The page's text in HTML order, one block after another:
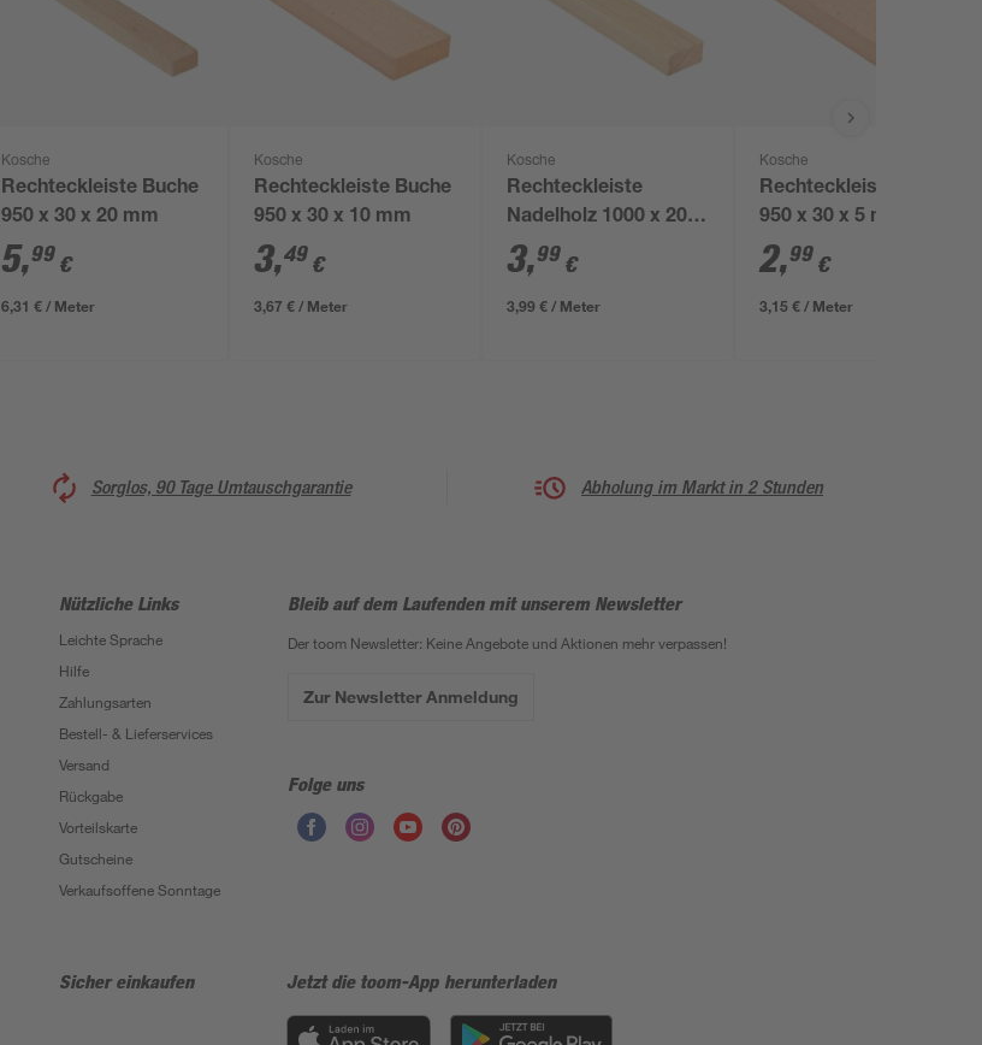
Kosche
Rechteckleiste Buche
950 x 30 x 20 mm
5,99 €
6,31 € / Meter
Kosche
Rechteckleiste Buche
950 x 30 x 10 mm
3,49 €
3,67 € / Meter
Kosche
Rechteckleiste
Nadelholz 1000 x 20 x
40 mm
3,99 €
3,99 € / Meter
Kosche
Rechteckleiste Buche
950 x 30 x 5 mm
2,99 €
3,15 € / Meter
Sorglos, 90 Tage Umtauschgarantie Abholung im Markt in 2 Stunden
Nützliche Links
Leichte Sprache
Hilfe
Zahlungsarten
Bestell- & Lieferservices
Versand
Rückgabe
Vorteilskarte
Gutscheine
Verkaufsoffene Sonntage
Bleib auf dem Laufenden mit unserem Newsletter
Der toom Newsletter: Keine Angebote und Aktionen mehr verpassen!
Zur Newsletter Anmeldung
Folge uns
Sicher einkaufen Jetzt die toom-App herunterladen